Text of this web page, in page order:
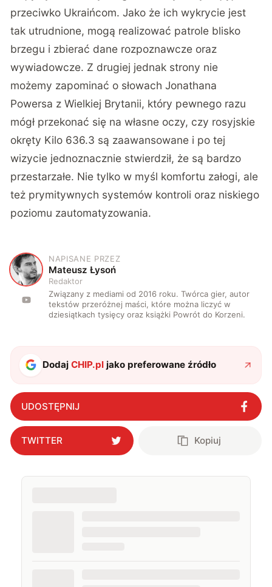
przeciwko Ukraińcom. Jako że ich wykrycie jest
tak utrudnione, mogą realizować patrole blisko
brzegu i zbierać dane rozpoznawcze oraz
wywiadowcze. Z drugiej jednak strony nie
możemy zapominać o słowach Jonathana
Powersa z Wielkiej Brytanii, który pewnego razu
mógł przekonać się na własne oczy, czy rosyjskie
okręty Kilo 636.3 są zaawansowane i po tej
wizycie jednoznacznie stwierdził, że są bardzo
przestarzałe. Nie tylko w myśl komfortu załogi, ale
też prymitywnych systemów kontroli oraz niskiego
poziomu zautomatyzowania.
M
NAPISANE PRZEZ
Mateusz Łysoń
Redaktor
Związany z mediami od 2016 roku. Twórca gier, autor
tekstów przeróżnej maści, które można liczyć w
dziesiątkach tysięcy oraz książki Powrót do Korzeni.
DodajCHIP.pl jako preferowane źródło
UDOSTĘPNIJ
TWITTER Kopiuj